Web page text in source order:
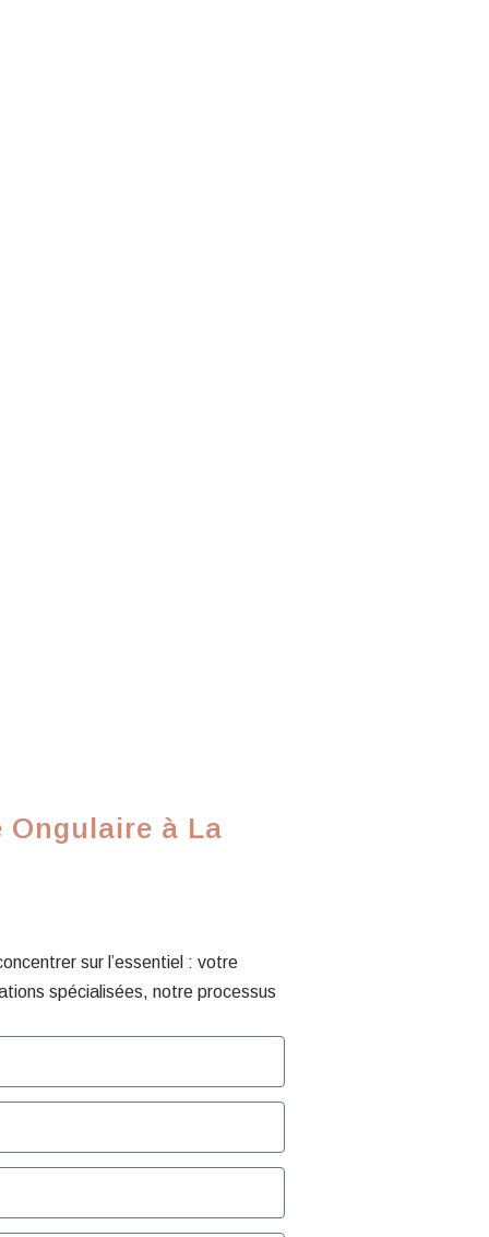
Ongulaire à La
sur l’essentiel : votre
spécialisées, notre processus